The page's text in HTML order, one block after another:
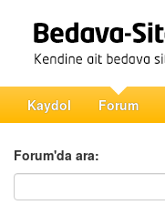
Kaydol Forum
Forum'da ara:
Forum'da ara